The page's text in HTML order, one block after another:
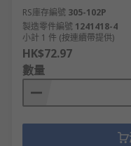
RS庫存編號 305-102P
製造零件編號 1241418-4
小計 1 件 (按連續帶提供)
HK$72.97
數量